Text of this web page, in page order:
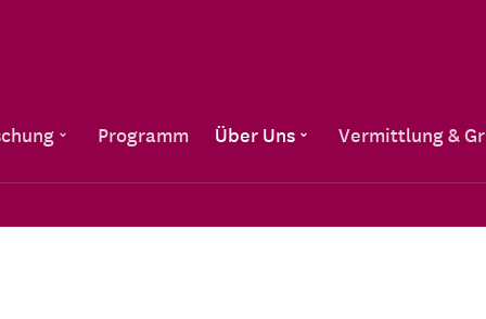
Programm Über Uns Vermittlung &